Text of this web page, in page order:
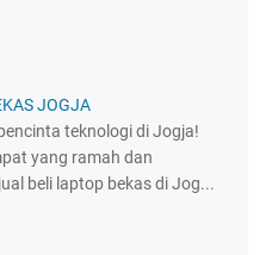
JOGJA
teknologi di Jogja!
yang ramah dan
beli laptop bekas di Jog...